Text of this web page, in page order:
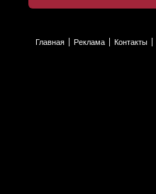
Главная Реклама Контакты